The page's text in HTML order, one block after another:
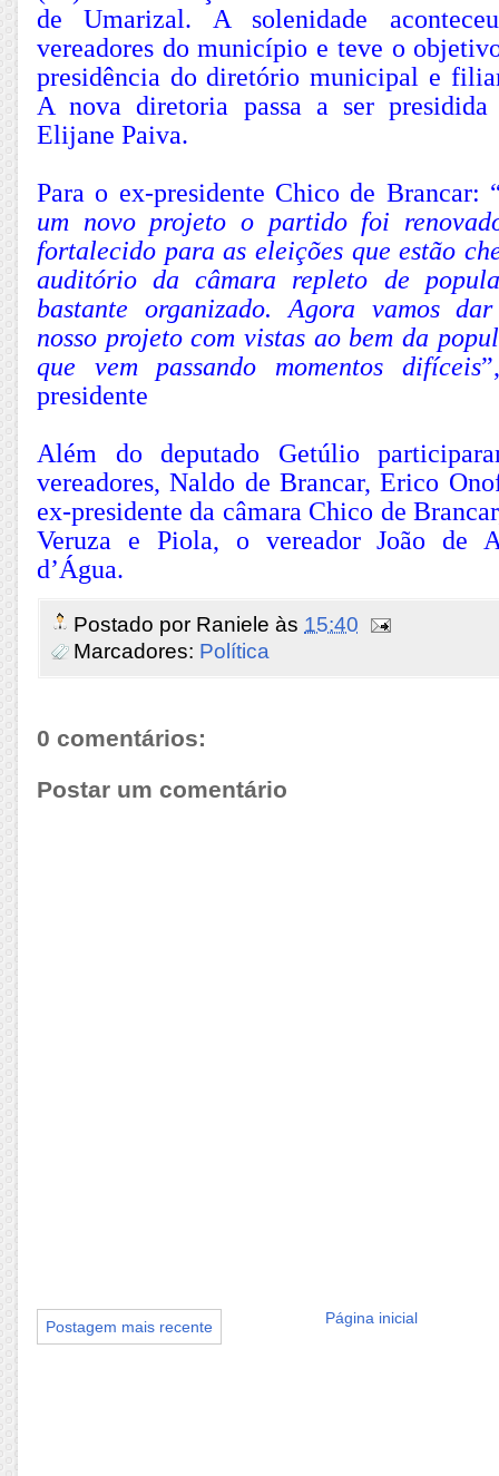
de Umarizal. A solenidade
vereadores do município e teve o
presidência do diretório municipal e
A nova diretoria passa a ser presidida
Elijane Paiva.
Para o ex-presidente Chico de Brancar:
um novo projeto o partido foi
fortalecido para as eleições que estão
auditório da câmara repleto de
bastante organizado. Agora vamos
nosso projeto com vistas ao bem da
que vem passando momentos difíceis
presidente
Além do deputado Getúlio
vereadores, Naldo de Brancar, Erico
ex-presidente da câmara Chico de
Veruza e Piola, o vereador João de
d’Água.
Postado por Raniele às 15:40
Marcadores: Política
0 comentários:
Postar um comentário
Postagem mais recente Página inicial